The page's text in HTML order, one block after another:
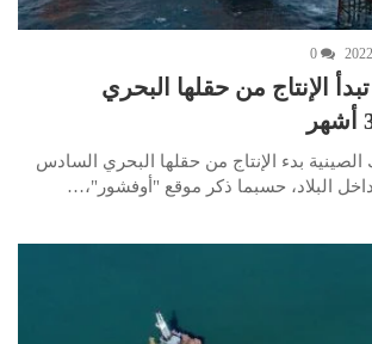
0
الإنتاج من حقلها البحري
بدء الإنتاج من حقلها البحري السادس